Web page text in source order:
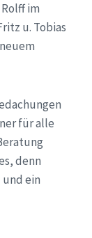
im
u. Tobias
für alle
denn
ein